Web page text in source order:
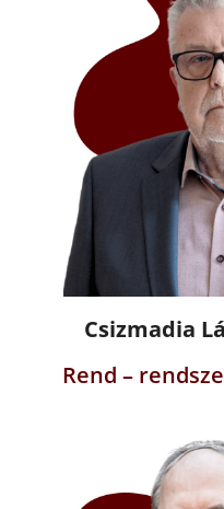
Csizmadia
Rend –